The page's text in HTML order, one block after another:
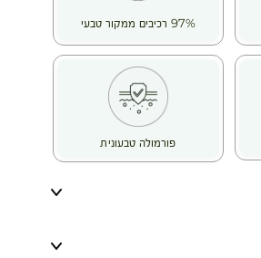
97% רכיבים ממקור טבעי
פורמולה טבעונית